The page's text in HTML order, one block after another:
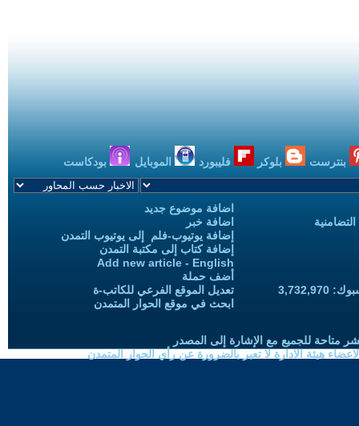
بنترست بلوكر فليبورد الموبايل بودكاست
اضافة موضوع جديد
اضافة خبر
إضافة يوتيوب-فلم إلى يوتيوب التمدن
إضافة كتاب إلى مكتبة التمدن
Add new article - English
أضف حملة
تعديل الموقع الفرعي للكاتب-ة
ابحث في موقع الحوار المتمدن
متاحة للجميع مع الإشارة إلى المصدر
هيئة الادارة لا تعبر بالضرورة عن رأي الحوار المتمدن